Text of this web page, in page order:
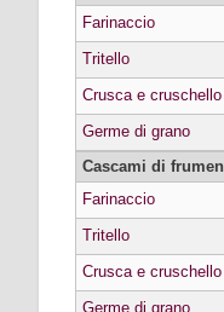
Farinaccio
Tritello
Crusca e cruschello
Germe di grano
Cascami di
Farinaccio
Tritello
Crusca e cruschello
Germe di grano